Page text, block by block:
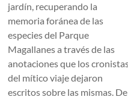
jardín, recuperando la
memoria foránea de las
especies del Parque
Magallanes a través de las
anotaciones que los
del mítico viaje dejaron
escritos sobre las mismas. De